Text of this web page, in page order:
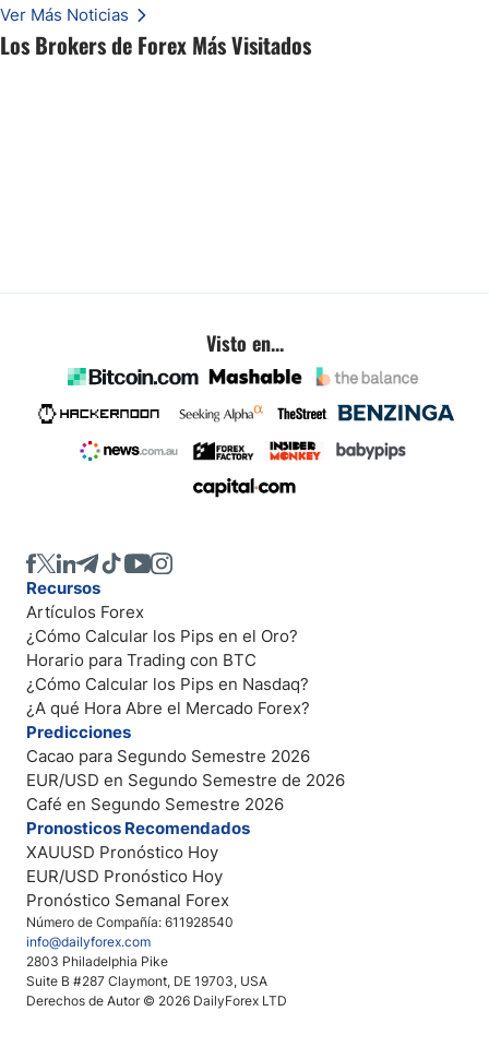
Los Brokers de Forex Más Visitados
Ver Más Noticias
Visto en...
Número de Compañía: 611928540
info@dailyforex.com
2803 Philadelphia Pike
Suite B #287 Claymont, DE 19703, USA
Derechos de Autor © 2026 DailyForex LTD
Recursos
Artículos Forex
¿Cómo Calcular los Pips en el Oro?
Horario para Trading con BTC
¿Cómo Calcular los Pips en Nasdaq?
¿A qué Hora Abre el Mercado Forex?
Predicciones
Cacao para Segundo Semestre 2026
EUR/USD en Segundo Semestre de 2026
Café en Segundo Semestre 2026
Pronosticos Recomendados
XAUUSD Pronóstico Hoy
EUR/USD Pronóstico Hoy
Pronóstico Semanal Forex